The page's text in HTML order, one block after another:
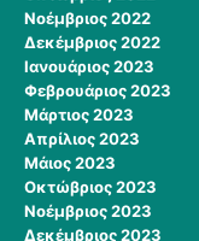
Νοέμβριος 2022
Δεκέμβριος 2022
Ιανουάριος 2023
Φεβρουάριος 2023
Μάρτιος 2023
Απρίλιος 2023
Μάιος 2023
Οκτώβριος 2023
Νοέμβριος 2023
Δεκέμβριος 2023